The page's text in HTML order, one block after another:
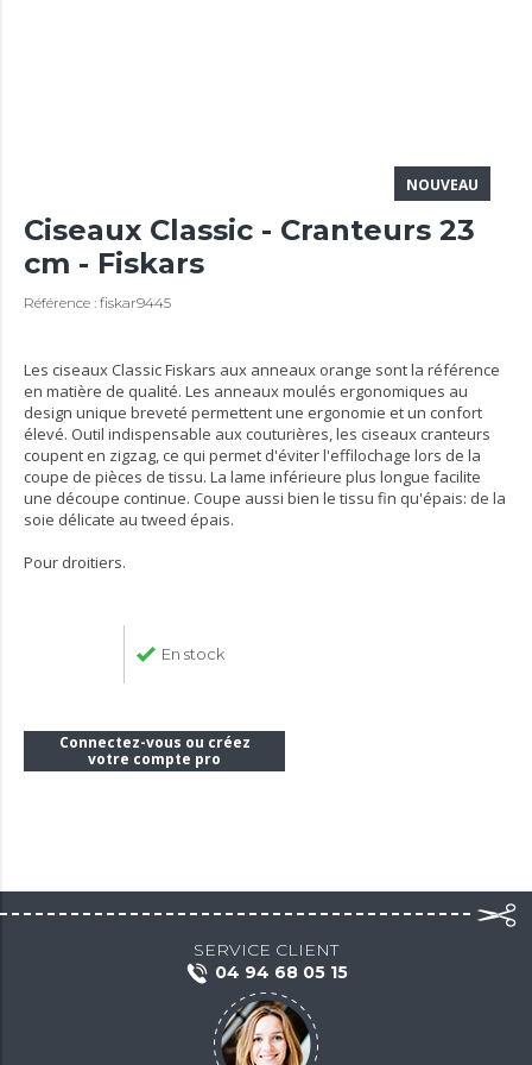
NOUVEAU
Ciseaux Classic - Cranteurs 23
cm - Fiskars
Référence : fiskar9445
Les ciseaux Classic Fiskars aux anneaux orange sont la référence
en matière de qualité. Les anneaux moulés ergonomiques au
design unique breveté permettent une ergonomie et un confort
élevé. Outil indispensable aux couturières, les ciseaux cranteurs
coupent en zigzag, ce qui permet d'éviter l'effilochage lors de la
coupe de pièces de tissu. La lame inférieure plus longue facilite
une découpe continue. Coupe aussi bien le tissu fin qu'épais: de la
soie délicate au tweed épais.
Pour droitiers.
En stock
Connectez-vous ou créez
votre compte pro
SERVICE CLIENT
04 94 68 05 15